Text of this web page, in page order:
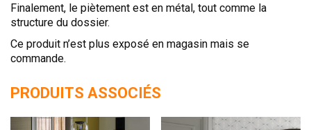
Finalement, le piètement est en métal, tout comme la
structure du dossier.
Ce produit n’est plus exposé en magasin mais se
commande.
PRODUITS ASSOCIÉS